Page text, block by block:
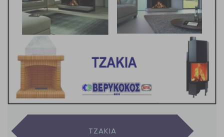
TZAKIA